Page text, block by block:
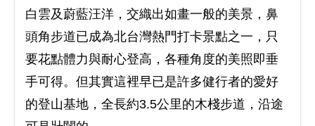
白雲及蔚藍汪洋，交織出如畫一般的美景，鼻
頭角步道已成為北台灣熱門打卡景點之一，只
要花點體力與耐心登高，各種角度的美照即垂
手可得。但其實這裡早已是許多健行者的愛好
的登山基地，全長約3.5公里的木棧步道，沿途